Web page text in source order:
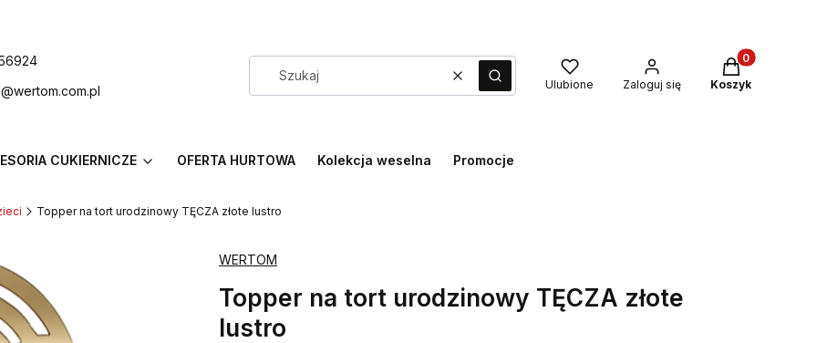
WyczyśćSzukaj Ulubione Zaloguj się
Produkty w
Koszyk
CUKIERNICZE OFERTA HURTOWA Kolekcja weselna Promocje
Topper na tort urodzinowy TĘCZA złote lustro
WERTOM
Topper na tort urodzinowy TĘCZA złote
lustro